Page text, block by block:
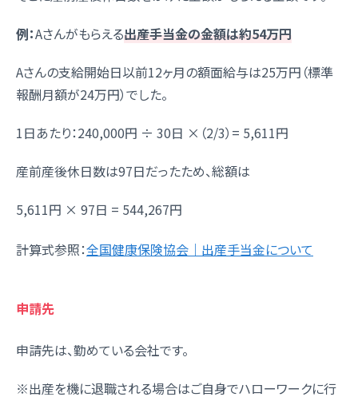
例：Aさんがもらえる出産手当金の金額は約54万円
Aさんの支給開始日以前12ヶ月の額面給与は25万円（標準
報酬月額が24万円）でした。
1日あたり：240,000円 ÷ 30日 ×（2/3）= 5,611円
産前産後休日数は97日だったため、総額は
5,611円 × 97日 = 544,267円
計算式参照：全国健康保険協会｜出産手当金について
申請先
申請先は、勤めている会社です。
※出産を機に退職される場合はご自身でハローワークに行